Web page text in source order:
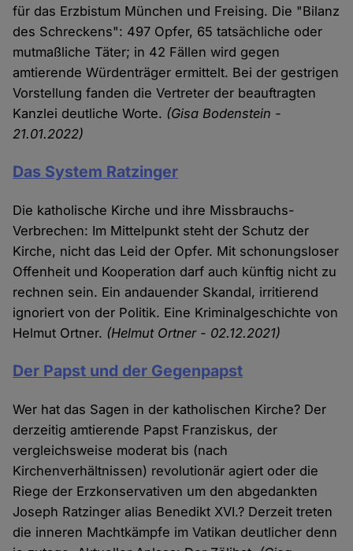
für das Erzbistum München und Freising. Die "Bilanz
des Schreckens": 497 Opfer, 65 tatsächliche oder
mutmaßliche Täter; in 42 Fällen wird gegen
amtierende Würdenträger ermittelt. Bei der gestrigen
Vorstellung fanden die Vertreter der beauftragten
Kanzlei deutliche Worte. (Gisa Bodenstein -
21.01.2022)
Das System Ratzinger
Die katholische Kirche und ihre Missbrauchs-
Verbrechen: Im Mittelpunkt steht der Schutz der
Kirche, nicht das Leid der Opfer. Mit schonungsloser
Offenheit und Kooperation darf auch künftig nicht zu
rechnen sein. Ein andauender Skandal, irritierend
ignoriert von der Politik. Eine Kriminalgeschichte von
Helmut Ortner. (Helmut Ortner - 02.12.2021)
Der Papst und der Gegenpapst
Wer hat das Sagen in der katholischen Kirche? Der
derzeitig amtierende Papst Franziskus, der
vergleichsweise moderat bis (nach
Kirchenverhältnissen) revolutionär agiert oder die
Riege der Erzkonservativen um den abgedankten
Joseph Ratzinger alias Benedikt XVI.? Derzeit treten
die inneren Machtkämpfe im Vatikan deutlicher denn